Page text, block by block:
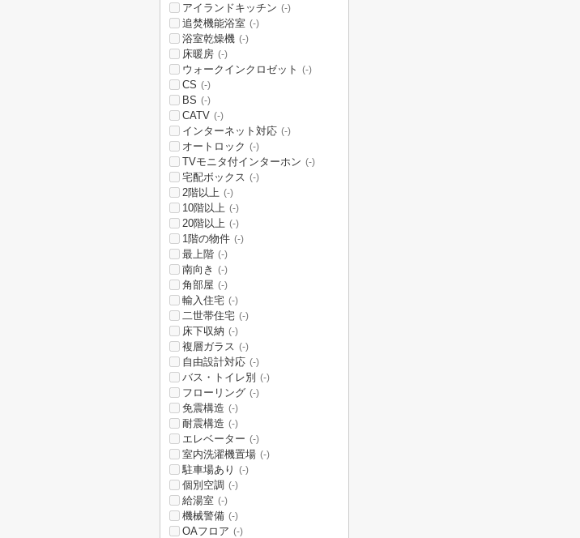
アイランドキッチン (-)
追焚機能浴室 (-)
浴室乾燥機 (-)
床暖房 (-)
ウォークインクロゼット (-)
CS (-)
BS (-)
CATV (-)
インターネット対応 (-)
オートロック (-)
TVモニタ付インターホン (-)
宅配ボックス (-)
2階以上 (-)
10階以上 (-)
20階以上 (-)
1階の物件 (-)
最上階 (-)
南向き (-)
角部屋 (-)
輸入住宅 (-)
二世帯住宅 (-)
床下収納 (-)
複層ガラス (-)
自由設計対応 (-)
バス・トイレ別 (-)
フローリング (-)
免震構造 (-)
耐震構造 (-)
エレベーター (-)
室内洗濯機置場 (-)
駐車場あり (-)
個別空調 (-)
給湯室 (-)
機械警備 (-)
OAフロア (-)